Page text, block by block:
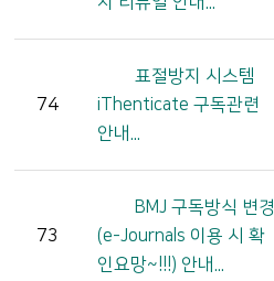
74
표절방지 시스템
iThenticate 구독관련
안내...
73
BMJ 구독방식 변경
(e-Journals 이용 시 확
인요망~!!!) 안내...